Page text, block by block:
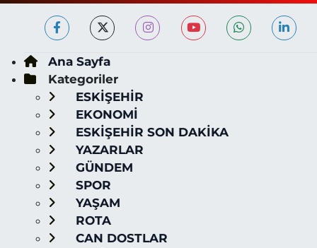
Ana Sayfa
Kategoriler
ESKİŞEHİR
EKONOMİ
ESKİŞEHİR SON DAKİKA
YAZARLAR
GÜNDEM
SPOR
YAŞAM
ROTA
CAN DOSTLAR